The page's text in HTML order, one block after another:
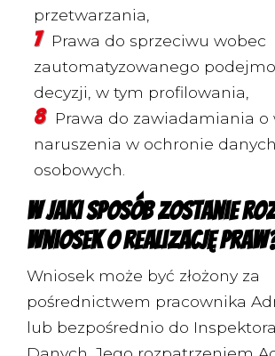
przetwarzania,
Prawa do sprzeciwu wobec
zautomatyzowanego
decyzji, w tym profilowania,
Prawa do zawiadamiania o
naruszenia w ochronie danych
osobowych.
W jaki sposób zostanie
wniosek o realizację
Wniosek może być złożony za
pośrednictwem pracownika
lub bezpośrednio do